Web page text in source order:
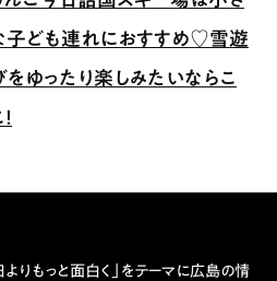
子ども連れにおすすめ♡雪遊
をゆったり楽しみたいならこ
りもっと面白く」をテーマに広島の情